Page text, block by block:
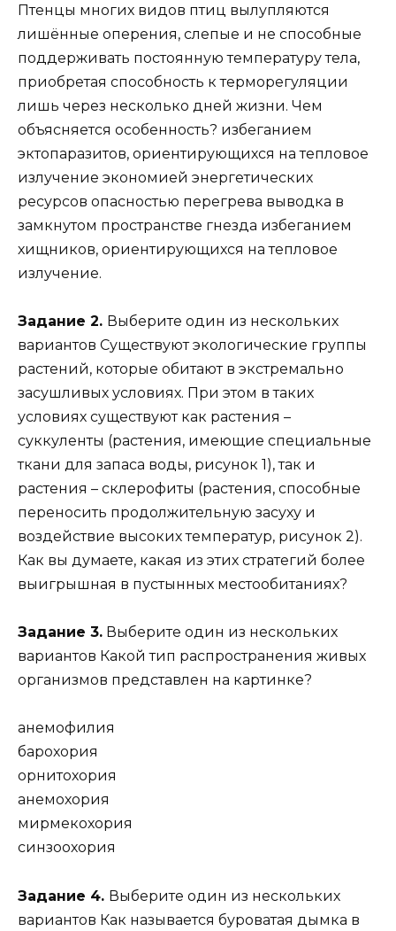
Птенцы многих видов птиц вылупляются
лишённые оперения, слепые и не способные
поддерживать постоянную температуру тела,
приобретая способность к терморегуляции
лишь через несколько дней жизни. Чем
объясняется особенность? избеганием
эктопаразитов, ориентирующихся на тепловое
излучение экономией энергетических
ресурсов опасностью перегрева выводка в
замкнутом пространстве гнезда избеганием
хищников, ориентирующихся на тепловое
излучение.
Задание 2. Выберите один из нескольких
вариантов Существуют экологические группы
растений, которые обитают в экстремально
засушливых условиях. При этом в таких
условиях существуют как растения –
суккуленты (растения, имеющие специальные
ткани для запаса воды, рисунок 1), так и
растения – склерофиты (растения, способные
переносить продолжительную засуху и
воздействие высоких температур, рисунок 2).
Как вы думаете, какая из этих стратегий более
выигрышная в пустынных местообитаниях?
Задание 3. Выберите один из нескольких
вариантов Какой тип распространения живых
организмов представлен на картинке?
анемофилия
барохория
орнитохория
анемохория
мирмекохория
синзоохория
Задание 4. Выберите один из нескольких
вариантов Как называется буроватая дымка в